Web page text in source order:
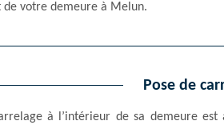
de votre demeure à Melun.
Pose de
à l’intérieur de sa demeure